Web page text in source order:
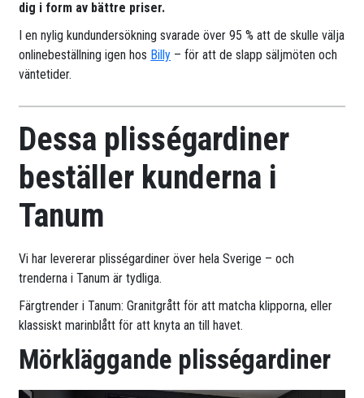
dig i form av bättre priser.
I en nylig kundundersökning svarade över 95 % att de skulle välja
onlinebeställning igen hos Billy – för att de slapp säljmöten och
väntetider.
Dessa plisségardiner
beställer kunderna i
Tanum
Vi har levererar plisségardiner över hela Sverige – och
trenderna i Tanum är tydliga.
Färgtrender i Tanum: Granitgrått för att matcha klipporna, eller
klassiskt marinblått för att knyta an till havet.
Mörkläggande plisségardiner